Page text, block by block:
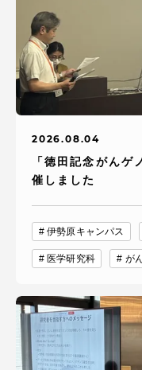
2026.08.04
「徳田記念がんゲ
催しました
伊勢原キャンパス
医学研究科 が